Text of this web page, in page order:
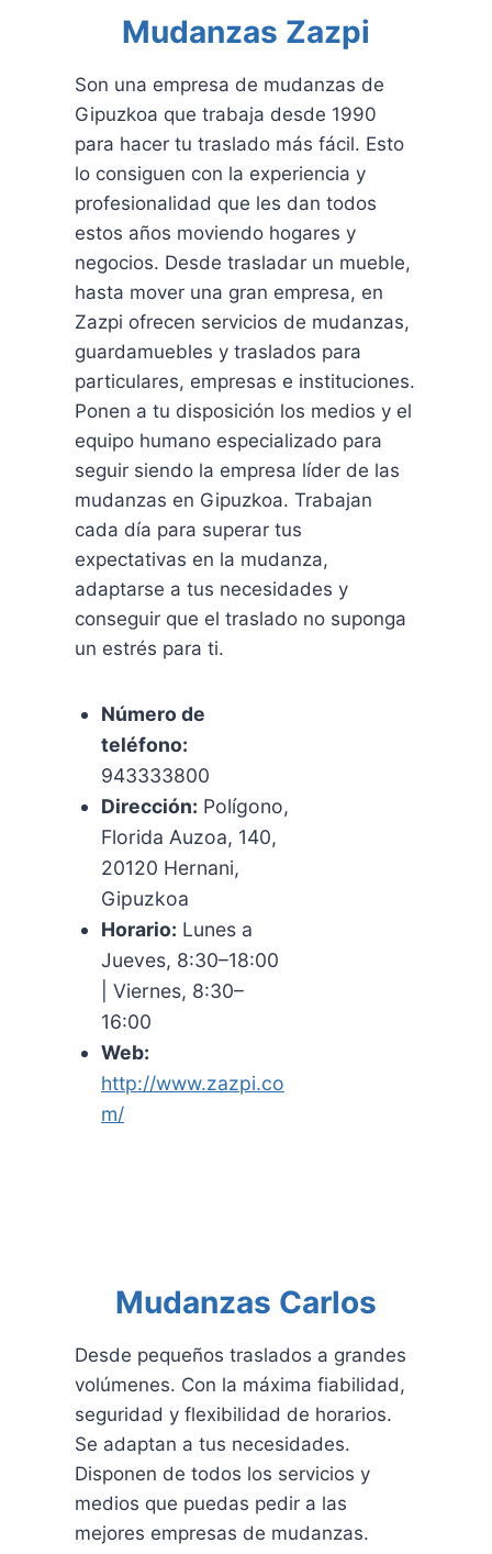
Mudanzas Zazpi
Son una empresa de mudanzas de
Gipuzkoa que trabaja desde 1990
para hacer tu traslado más fácil. Esto
lo consiguen con la experiencia y
profesionalidad que les dan todos
estos años moviendo hogares y
negocios. Desde trasladar un mueble,
hasta mover una gran empresa, en
Zazpi ofrecen servicios de mudanzas,
guardamuebles y traslados para
particulares, empresas e instituciones.
Ponen a tu disposición los medios y el
equipo humano especializado para
seguir siendo la empresa líder de las
mudanzas en Gipuzkoa. Trabajan
cada día para superar tus
expectativas en la mudanza,
adaptarse a tus necesidades y
conseguir que el traslado no suponga
un estrés para ti.
Número de
teléfono:
943333800
Dirección: Polígono,
Florida Auzoa, 140,
20120 Hernani,
Gipuzkoa
Horario: Lunes a
Jueves, 8:30–18:00
| Viernes, 8:30–
16:00
Web:
http://www.zazpi.co
m/
Mudanzas Carlos
Desde pequeños traslados a grandes
volúmenes. Con la máxima fiabilidad,
seguridad y flexibilidad de horarios.
Se adaptan a tus necesidades.
Disponen de todos los servicios y
medios que puedas pedir a las
mejores empresas de mudanzas.